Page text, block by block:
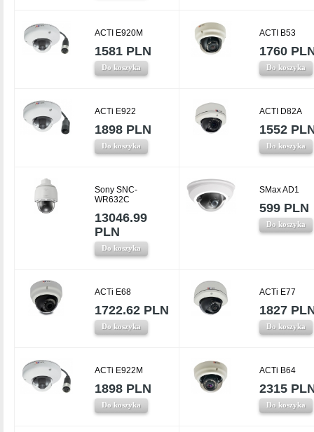
ACTI E920M
1581 PLN
Do koszyka
ACTI B53
1760
Do koszyka
ACTi E922
1898 PLN
Do koszyka
ACTI D82A
1552
Do koszyka
Sony SNC-
WR632C
13046.99
PLN
Do koszyka
SMax AD1
599 PLN
Do koszyka
ACTi E68
1722.62 PLN
Do koszyka
ACTi E77
1827
Do koszyka
ACTi E922M
1898 PLN
Do koszyka
ACTi B64
2315
Do koszyka